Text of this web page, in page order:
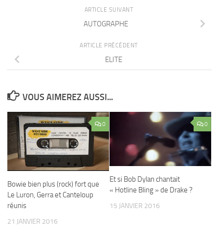
ARTICLE SUIVANT
AUTOGRAPHE
ARTICLE PRÉCÉDENT
ELITE
VOUS AIMEREZ AUSSI...
0
Bowie bien plus (rock) fort que
Le Luron, Gerra et Canteloup
réunis
21 JANVIER 2016
0
Et si Bob Dylan chantait
« Hotline Bling » de Drake ?
15 JANVIER 2016